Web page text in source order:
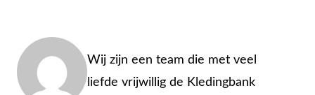
Wij zijn een team die met veel
liefde vrijwillig de Kledingbank